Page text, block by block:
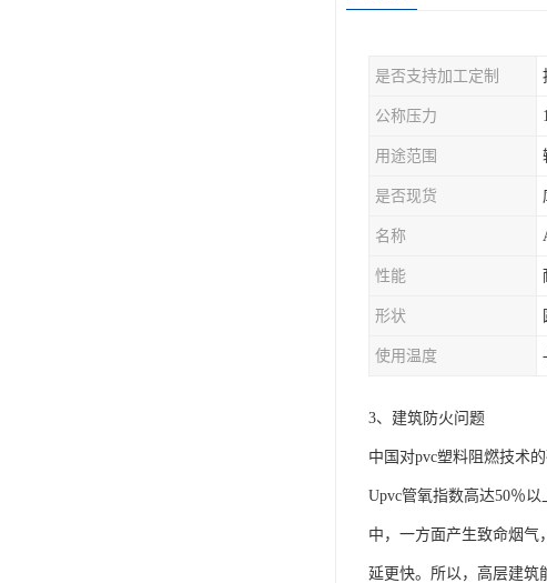
是否支持加工定制
公称压力
用途范围
是否现货
名称
性能
形状
使用温度
3、建筑防火问题
中国对pvc塑料阻燃技术
Upvc管氧指数高达50％
中，一方面产生致命烟
延更快。所以，高层建筑